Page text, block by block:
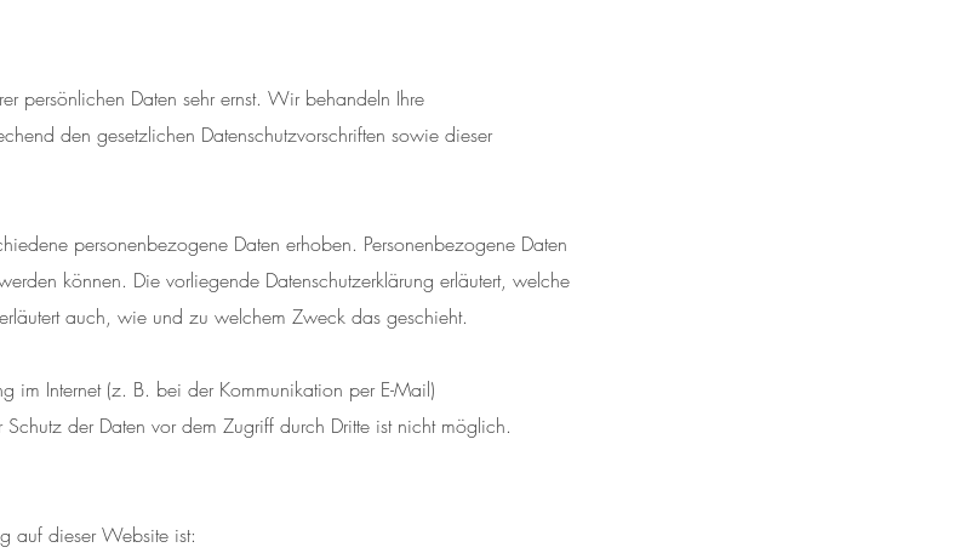
persönlichen Daten sehr ernst. Wir behandeln Ihre
den gesetzlichen Datenschutzvorschriften sowie dieser
personenbezogene Daten erhoben. Personenbezogene Daten
können. Die vorliegende Datenschutzerklärung erläutert, welche
auch, wie und zu welchem Zweck das geschieht.
im Internet (z. B. bei der Kommunikation per E-Mail)
der Daten vor dem Zugriff durch Dritte ist nicht möglich.
auf dieser Website ist: